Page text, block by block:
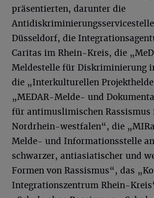
präsentierten, darunter die
Antidiskriminierungsservicestelle
Düsseldorf, die
Caritas im Rhein-Kreis, die
Meldestelle für Diskriminierung
die „Interkulturellen
„MEDAR-Melde- und
für antimuslimischen Rassismus
Nordrhein-westfalen“, die
Melde- und Informationsstelle
schwarzer, antiasiatischer und
Formen von Rassismus“, das
Integrationszentrum Rhein-